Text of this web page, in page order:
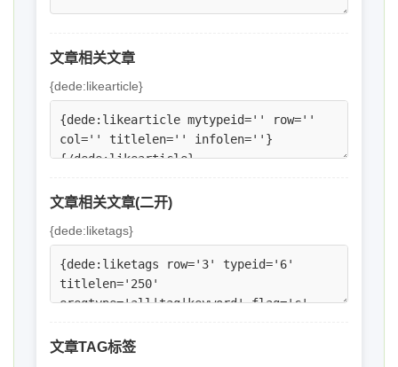
文章相关文章
{dede:likearticle}
文章相关文章(二开)
{dede:liketags}
文章TAG标签